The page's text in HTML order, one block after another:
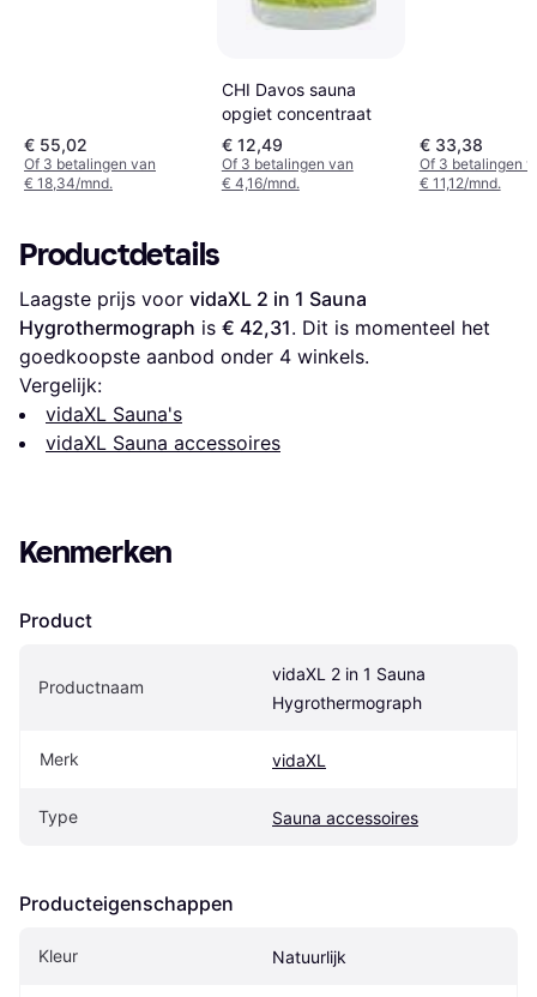
€ 55,02
Of 3 betalingen van
€ 18,34/mnd.
CHI Davos sauna
opgiet concentraat
€ 12,49
Of 3 betalingen van
€ 4,16/mnd.
€ 33,38
Of 3 betalingen
€ 11,12/mnd.
Productdetails
Laagste prijs voor vidaXL 2 in 1 Sauna
Hygrothermograph is € 42,31. Dit is momenteel het
goedkoopste aanbod onder 4 winkels.
Vergelijk:
vidaXL Sauna's
vidaXL Sauna accessoires
Kenmerken
Product
Productnaam
vidaXL 2 in 1 Sauna
Hygrothermograph
Merk vidaXL
Type Sauna accessoires
Producteigenschappen
Kleur Natuurlijk